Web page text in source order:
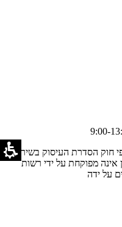
חוק הסדרת העיסוק בשירותי
תשלום, התשפ"ג 2023 ולכן אינה מפוקחת על ידי רשות
על ידה